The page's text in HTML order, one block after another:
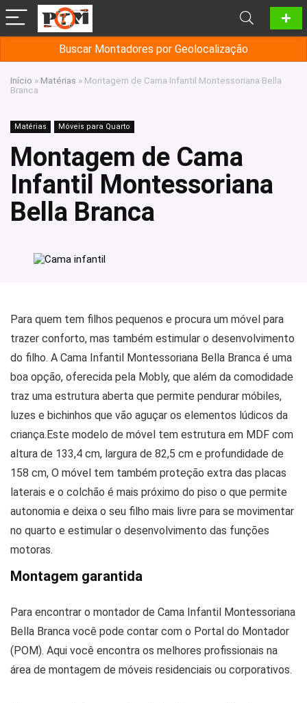
Buscar Montadores por Geolocalização
Início » Matérias » Montagem de Cama Infantil Montessoriana Bella
Branca
Matérias Móveis para Quarto
Montagem de Cama
Infantil Montessoriana
Bella Branca
Para quem tem filhos pequenos e procura um móvel para
trazer conforto, mas também estimular o desenvolvimento
do filho. A Cama Infantil Montessoriana Bella Branca é uma
boa opção, oferecida pela Mobly, que além da comodidade
traz uma estrutura aberta que permite pendurar móbiles,
luzes e bichinhos que vão aguçar os elementos lúdicos da
criança.Este modelo de móvel tem estrutura em MDF com
altura de 133,4 cm, largura de 82,5 cm e profundidade de
158 cm, O móvel tem também proteção extra das placas
laterais e o colchão é mais próximo do piso o que permite
autonomia e deixa o seu filho mais livre para se movimentar
no quarto e estimular o desenvolvimento das funções
motoras.
Montagem garantida
Para encontrar o montador de Cama Infantil Montessoriana
Bella Branca você pode contar com o Portal do Montador
(POM). Aqui você encontra os melhores profissionais na
área de montagem de móveis residenciais ou corporativos.